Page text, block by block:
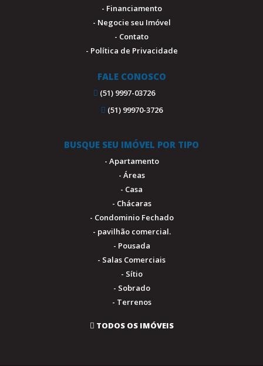
- Financiamento
- Negocie seu Imóvel
- Contato
- Política de Privacidade
FALE CONOSCO
(51) 9997-03726
(51) 99970-3726
BUSQUE SEU IMÓVEL POR TIPO
- Apartamento
- Áreas
- Casa
- Chácaras
- Condominio Fechado
- pavilhão comercial.
- Pousada
- Salas Comerciais
- Sítio
- Sobrado
- Terrenos
TODOS OS IMÓVEIS